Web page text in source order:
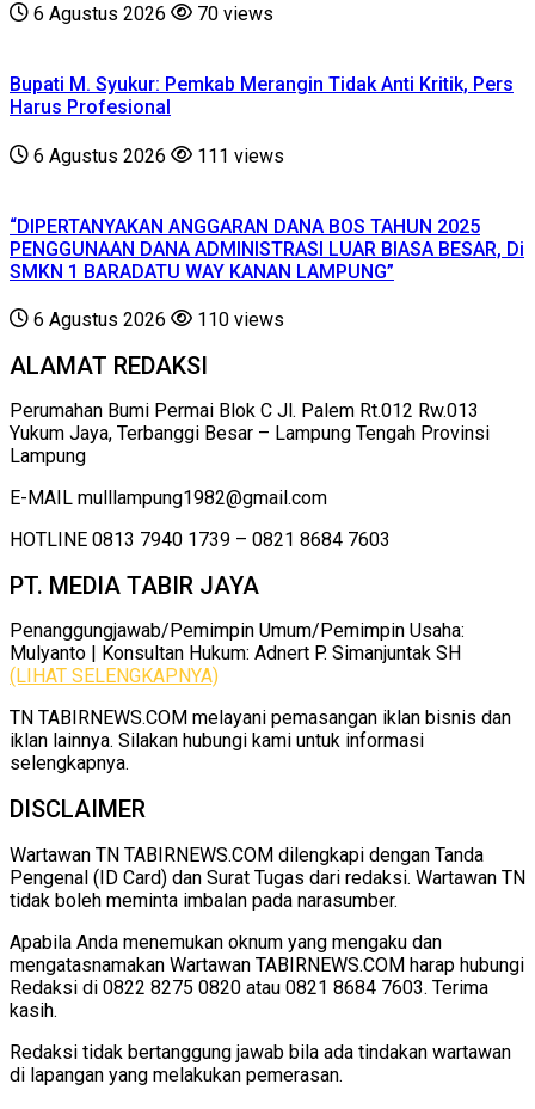
6 Agustus 2026 70 views
Bupati M. Syukur: Pemkab Merangin Tidak Anti Kritik, Pers
Harus Profesional
6 Agustus 2026 111 views
“DIPERTANYAKAN ANGGARAN DANA BOS TAHUN 2025
PENGGUNAAN DANA ADMINISTRASI LUAR BIASA BESAR, Di
SMKN 1 BARADATU WAY KANAN LAMPUNG”
6 Agustus 2026 110 views
ALAMAT REDAKSI
Perumahan Bumi Permai Blok C Jl. Palem Rt.012 Rw.013
Yukum Jaya, Terbanggi Besar – Lampung Tengah Provinsi
Lampung
E-MAIL mulllampung1982@gmail.com
HOTLINE 0813 7940 1739 – 0821 8684 7603
PT. MEDIA TABIR JAYA
Penanggungjawab/Pemimpin Umum/Pemimpin Usaha:
Mulyanto | Konsultan Hukum: Adnert P. Simanjuntak SH
(LIHAT SELENGKAPNYA)
TN TABIRNEWS.COM melayani pemasangan iklan bisnis dan
iklan lainnya. Silakan hubungi kami untuk informasi
selengkapnya.
DISCLAIMER
Wartawan TN TABIRNEWS.COM dilengkapi dengan Tanda
Pengenal (ID Card) dan Surat Tugas dari redaksi. Wartawan TN
tidak boleh meminta imbalan pada narasumber.
Apabila Anda menemukan oknum yang mengaku dan
mengatasnamakan Wartawan TABIRNEWS.COM harap hubungi
Redaksi di 0822 8275 0820 atau 0821 8684 7603. Terima
kasih.
Redaksi tidak bertanggung jawab bila ada tindakan wartawan
di lapangan yang melakukan pemerasan.